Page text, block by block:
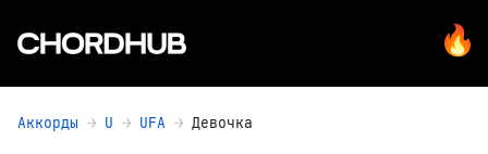
Аккорды U UFA Девочка